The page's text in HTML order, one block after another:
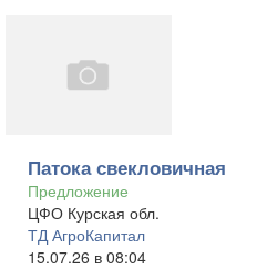
Патока свекловичная
Предложение
ЦФО Курская обл.
ТД АгроКапитал
15.07.26 в 08:04